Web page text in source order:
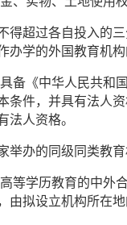
超过各自投入的三
办学的外国教育机
备《中华人民共和
条件，并具有法人
法人资格。
办的同级同类教育
等学历教育的中外
由拟设立机构所在